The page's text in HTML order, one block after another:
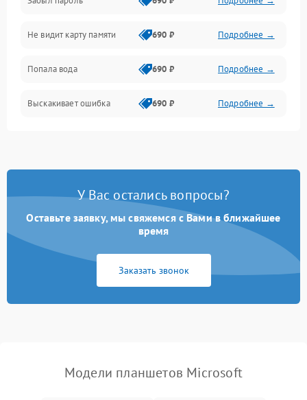
Экран (дисплей)
Связь
Разговор (микрофон, динамик)
Перегрев и нестабильная работа
Программные сбои
Не видит карту памяти 690 ₽ Подробнее →
Попала вода 690 ₽ Подробнее →
Выскакивает ошибка 690 ₽ Подробнее →
У Вас остались вопросы?
Оставьте заявку, мы свяжемся с Вами в ближайшее
время
Заказать звонок
Модели планшетов Microsoft